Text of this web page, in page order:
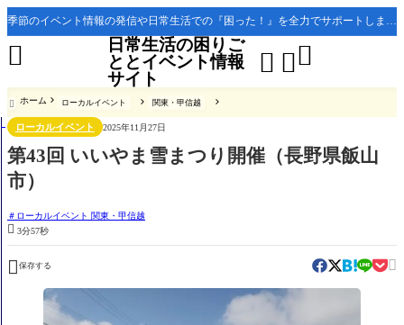
季節のイベント情報の発信や日常生活での『困った！』を全力でサポートします。
日常生活の困りご
ととイベント情報
サイト
 

 ホーム ローカルイベント 関東・甲信越
ローカルイベント 2025年11月27日
第43回 いいやま雪まつり開催（長野県飯山
市）
ローカルイベント 関東・甲信越
 3分57秒
 保存する 